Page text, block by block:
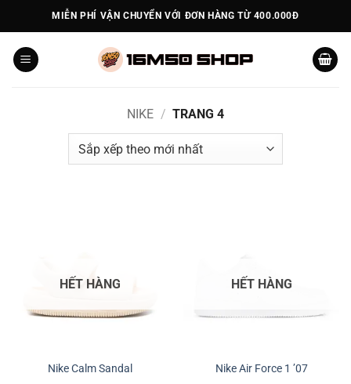
qua
nội
dung
MIỄN PHÍ VẬN CHUYỂN VỚI ĐƠN HÀNG TỪ 400.000Đ
NIKE / TRANG 4
HẾT HÀNG
Nike Calm Sandal
HẾT HÀNG
Nike Air Force 1 ’07